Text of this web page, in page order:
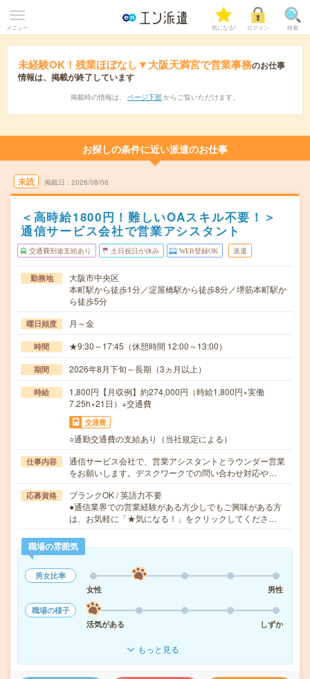
メニュー 気になる! ログイン 検索
未経験OK！残業ほぼなし▼大阪天満宮で営業事務のお仕事
情報は、掲載が終了しています
掲載時の情報は、 ページ下部 からご覧いただけます。
お探しの条件に近い派遣のお仕事
未読 掲載日 2026/08/06
＜高時給1800円！難しいOAスキル不要！＞
通信サービス会社で営業アシスタント
交通費別途支給あり 土日祝日が休み WEB登録OK 派遣
勤務地
大阪市中央区
本町駅から徒歩1分／淀屋橋駅から徒歩8分／堺筋本町駅か
ら徒歩5分
曜日頻度 月～金
時間 ★9:30～17:45（休憩時間 12:00～13:00）
期間 2026年8月下旬～長期（3ヵ月以上）
時給
1,800円【月収例】約274,000円（時給1,800円×実働
7.25h×21日）+交通費
交通費
○通勤交通費の支給あり（当社規定による）
仕事内容
通信サービス会社で、営業アシスタントとラウンダー営業
をお願いします。デスクワークでの問い合わせ対応や…
応募資格
ブランクOK / 英語力不要
●通信業界での営業経験がある方少しでもご興味がある方
は、お気軽に「★気になる！」をクリックしてくださ…
職場の雰囲気
男女比率
女性
男性
職場の様子
活気がある
しずか
もっと見る